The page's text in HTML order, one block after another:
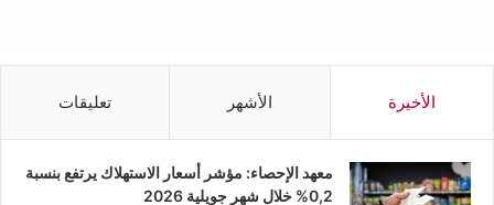
الأخيرة الأشهر تعليقات
معهد الإحصاء: مؤشر أسعار الاستهلاك يرتفع بنسبة
0,2% خلال شهر جويلية 2026